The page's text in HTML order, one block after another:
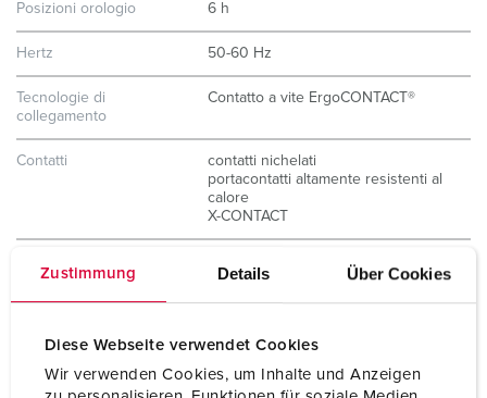
Zustimmung Details Über Cookies
Diese Webseite verwendet Cookies
Wir verwenden Cookies, um Inhalte und Anzeigen
Posizioni orologio 6 h
Hertz 50-60 Hz
Tecnologie di
collegamento
Contatto a vite ErgoCONTACT®
Contatti
contatti nichelati
portacontatti altamente resistenti al
calore
X-CONTACT
Peso 510 g
Dichiarazione di
conformità
CB Zertifikat
VDE
CQC